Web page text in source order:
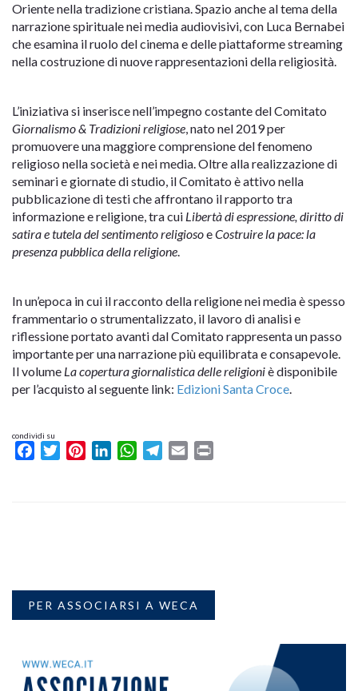
Oriente nella tradizione cristiana. Spazio anche al tema della
narrazione spirituale nei media audiovisivi, con Luca Bernabei
che esamina il ruolo del cinema e delle piattaforme streaming
nella costruzione di nuove rappresentazioni della religiosità.
L’iniziativa si inserisce nell’impegno costante del Comitato
Giornalismo & Tradizioni religiose, nato nel 2019 per
promuovere una maggiore comprensione del fenomeno
religioso nella società e nei media. Oltre alla realizzazione di
seminari e giornate di studio, il Comitato è attivo nella
pubblicazione di testi che affrontano il rapporto tra
informazione e religione, tra cui Libertà di espressione, diritto di
satira e tutela del sentimento religiosoeCostruire la pace: la
presenza pubblica della religione.
In un’epoca in cui il racconto della religione nei media è spesso
frammentario o strumentalizzato, il lavoro di analisi e
riflessione portato avanti dal Comitato rappresenta un passo
importante per una narrazione più equilibrata e consapevole.
Il volume La copertura giornalistica delle religioniè disponibile
per l’acquisto al seguente link: Edizioni Santa Croce.
condividi su
FacebookTwitterPinterestLinkedInWhatsAppTelegram
Email
PER ASSOCIARSI A WECA